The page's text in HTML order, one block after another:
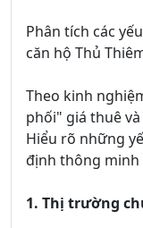
Phân tích các
căn hộ Thủ
Theo kinh
phối" giá thuê
Hiểu rõ những
định thông minh
1. Thị trường